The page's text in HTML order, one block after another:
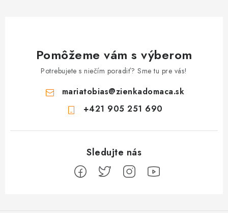
Pomôžeme vám s výberom
Potrebujete s niečím poradiť? Sme tu pre vás!
mariatobias@zienkadomaca.sk
+421 905 251 690